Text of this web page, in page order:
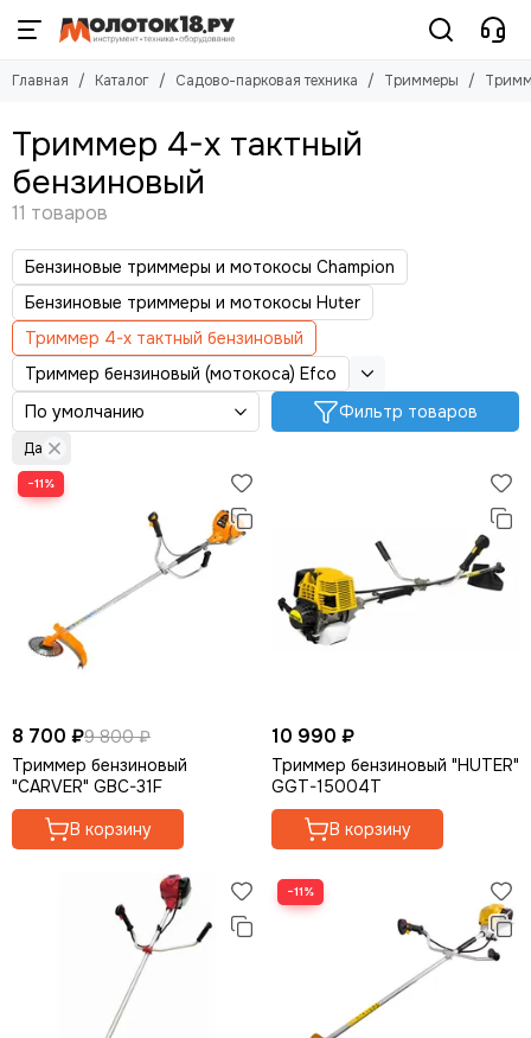
Садово-парковая техника
Культиваторы
Триммеры
Триммеры
Триммеры электрические
Триммеры аккумуляторные
Пилы цепные
Мотобуры
Снегоуборщики
Минитрактора
Мойки высокого давления
Дровоколы
Садовые измельчители
Подметальные машины
Воздуходувки (пылесосы)
Садовые ножницы
Мотолебедки
Аккумуляторная садовая техника
Кормоизмельчители
Главная Каталог Садово-парковая техника Триммеры
Триммер 4-х тактный
бензиновый
Бензиновые триммеры и мотокосы Champion
Бензиновые триммеры и мотокосы Huter
Триммер 4-х тактный бензиновый
Триммер бензиновый (мотокоса) Efco
Фильтр товаров
Да
−11%
8 700 ₽9 800 ₽
Триммер бензиновый
"CARVER" GBC-31F
В корзину
10 990 ₽
Триммер бензиновый "HUTER"
GGT-15004Т
В корзину
−11%